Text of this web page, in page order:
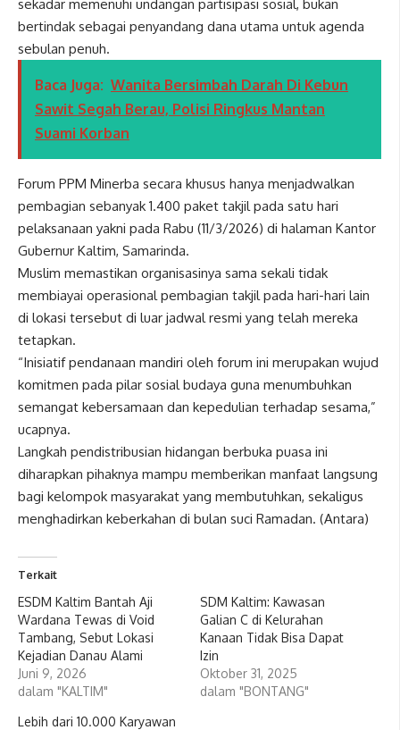
sekadar memenuhi undangan partisipasi sosial, bukan
bertindak sebagai penyandang dana utama untuk agenda
sebulan penuh.
Baca Juga: Wanita Bersimbah Darah Di Kebun
Sawit Segah Berau, Polisi Ringkus Mantan
Suami Korban
Forum PPM Minerba secara khusus hanya menjadwalkan
pembagian sebanyak 1.400 paket takjil pada satu hari
pelaksanaan yakni pada Rabu (11/3/2026) di halaman Kantor
Gubernur Kaltim, Samarinda.
Muslim memastikan organisasinya sama sekali tidak
membiayai operasional pembagian takjil pada hari-hari lain
di lokasi tersebut di luar jadwal resmi yang telah mereka
tetapkan.
“Inisiatif pendanaan mandiri oleh forum ini merupakan wujud
komitmen pada pilar sosial budaya guna menumbuhkan
semangat kebersamaan dan kepedulian terhadap sesama,”
ucapnya.
Langkah pendistribusian hidangan berbuka puasa ini
diharapkan pihaknya mampu memberikan manfaat langsung
bagi kelompok masyarakat yang membutuhkan, sekaligus
menghadirkan keberkahan di bulan suci Ramadan. (Antara)
Terkait
ESDM Kaltim Bantah Aji
Wardana Tewas di Void
Tambang, Sebut Lokasi
Kejadian Danau Alami
Juni 9, 2026
dalam "KALTIM"
SDM Kaltim: Kawasan
Galian C di Kelurahan
Kanaan Tidak Bisa Dapat
Izin
Oktober 31, 2025
dalam "BONTANG"
Lebih dari 10.000 Karyawan